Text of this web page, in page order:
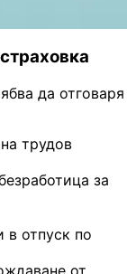
да отговаря
трудов
за
в отпуск по
от